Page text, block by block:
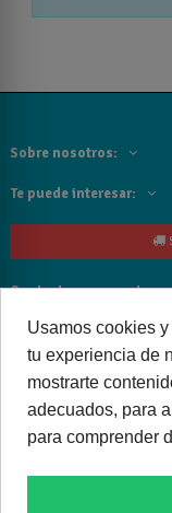
Sobre nosotros:
Te puede interesar:
Contacta con nosotros:
Siguenos
Cancelar o devolver un
Usamos cookies
tu experiencia de
mostrarte
adecuados, para
para comprender